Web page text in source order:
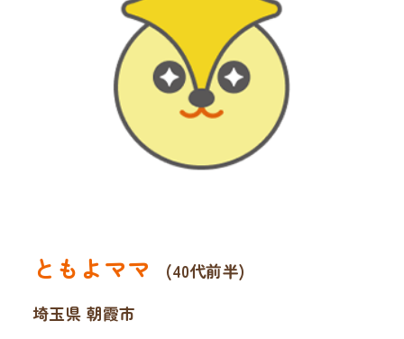
ともよママ
(40代前半)
埼玉県 朝霞市